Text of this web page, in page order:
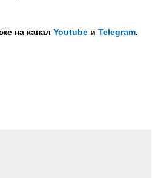
на канал Youtube и Telegram.